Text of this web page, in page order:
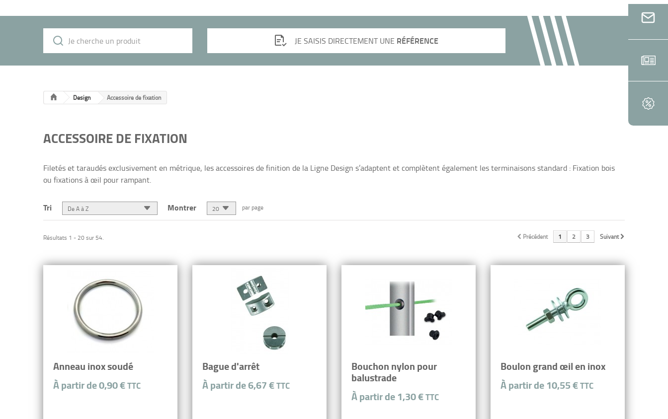
JE SAISIS DIRECTEMENT UNE RÉFÉRENCE
Design Accessoire de fixation
ACCESSOIRE DE FIXATION
Filetés et taraudés exclusivement en métrique, les accessoires de finition de la Ligne Design s’adaptent et complètent également les terminaisons standard : Fixation bois
ou fixations à œil pour rampant.
Tri De A à Z Montrer 20 par page
Résultats 1 - 20 sur 54. Précédent 1 2 3 Suivant
Anneau inox soudé
À partir de 0,90 €TTC
Bague d'arrêt
À partir de 6,67 €TTC
Bouchon nylon pour
balustrade
À partir de 1,30 €TTC
Boulon grand œil en inox
À partir de 10,55 €TTC